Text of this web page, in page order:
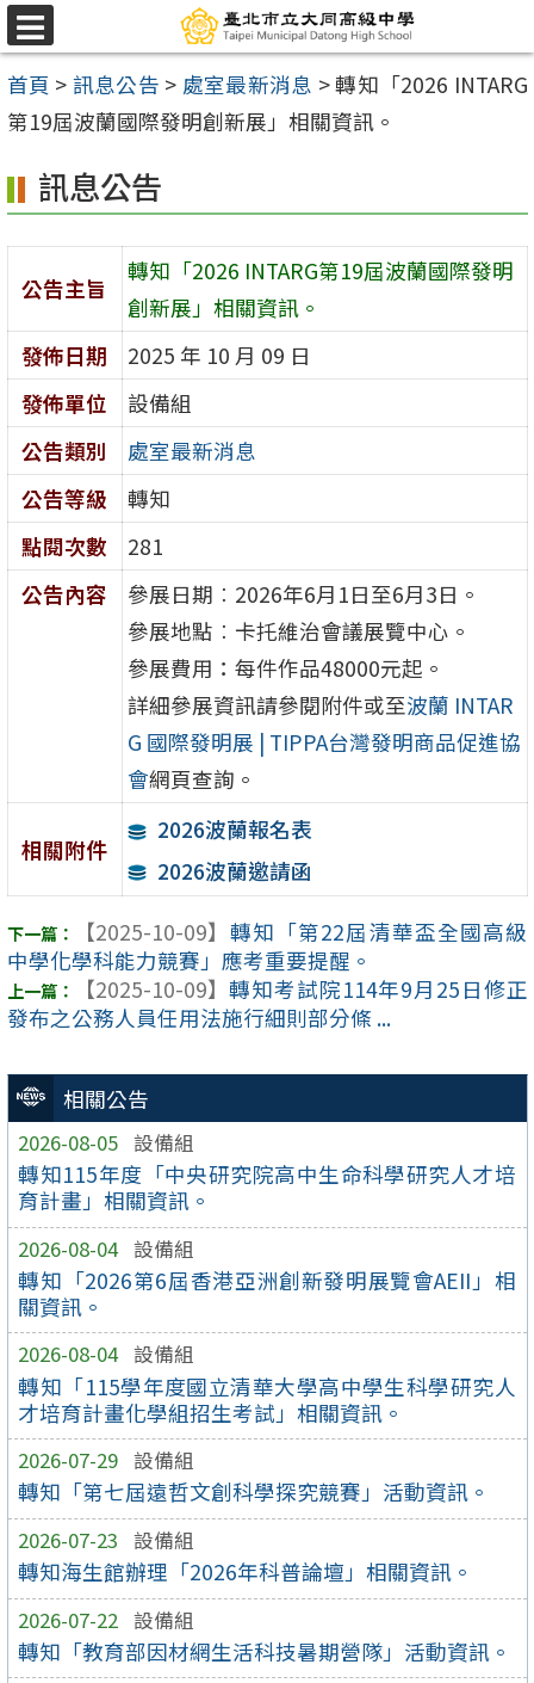
跳
至
主
要
容
區
選
單
首頁 > 訊息公告 > 處室最新消息 >轉知「2026 INTARG
第19屆波蘭國際發明創新展」相關資訊。
相關公告
2026-08-05 設備組
轉知115年度「中央研究院高中生命科學研究人才培
育計畫」相關資訊。
2026-08-04 設備組
轉知「2026第6屆香港亞洲創新發明展覽會AEII」相
關資訊。
2026-08-04 設備組
轉知「115學年度國立清華大學高中學生科學研究人
才培育計畫化學組招生考試」相關資訊。
2026-07-29 設備組
轉知「第七屆遠哲文創科學探究競賽」活動資訊。
2026-07-23 設備組
轉知海生館辦理「2026年科普論壇」相關資訊。
2026-07-22 設備組
轉知「教育部因材網生活科技暑期營隊」活動資訊。
訊息公告
公告主旨
轉知「2026 INTARG第19屆波蘭國際發明
創新展」相關資訊。
發佈日期
2025 年 10 月 09 日
發佈單位
設備組
公告類別
處室最新消息
公告等級
轉知
點閱次數
281
公告內容
參展日期︰2026年6月1日至6月3日。
參展地點︰卡托維治會議展覽中心。
參展費用：每件作品48000元起。
詳細參展資訊請參閱附件或至波蘭 INTAR
G 國際發明展 | TIPPA台灣發明商品促進協
會網頁查詢。
相關附件
2026波蘭報名表
2026波蘭邀請函
【2025-10-09】 轉知「第22屆清華盃全國高級
中學化學科能力競賽」應考重要提醒。
【2025-10-09】 轉知考試院114年9月25日修正
發布之公務人員任用法施行細則部分條 ...